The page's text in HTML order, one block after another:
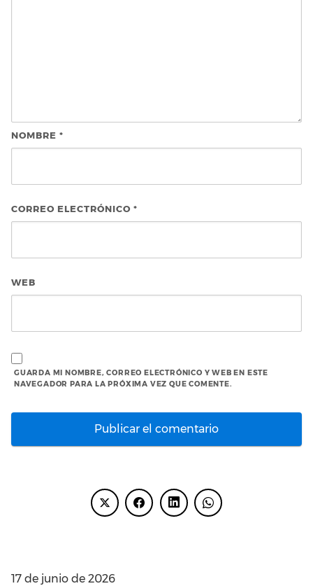
NOMBRE *
CORREO ELECTRÓNICO *
WEB
GUARDA MI NOMBRE, CORREO ELECTRÓNICO Y WEB EN ESTE
NAVEGADOR PARA LA PRÓXIMA VEZ QUE COMENTE.
17 de junio de 2026